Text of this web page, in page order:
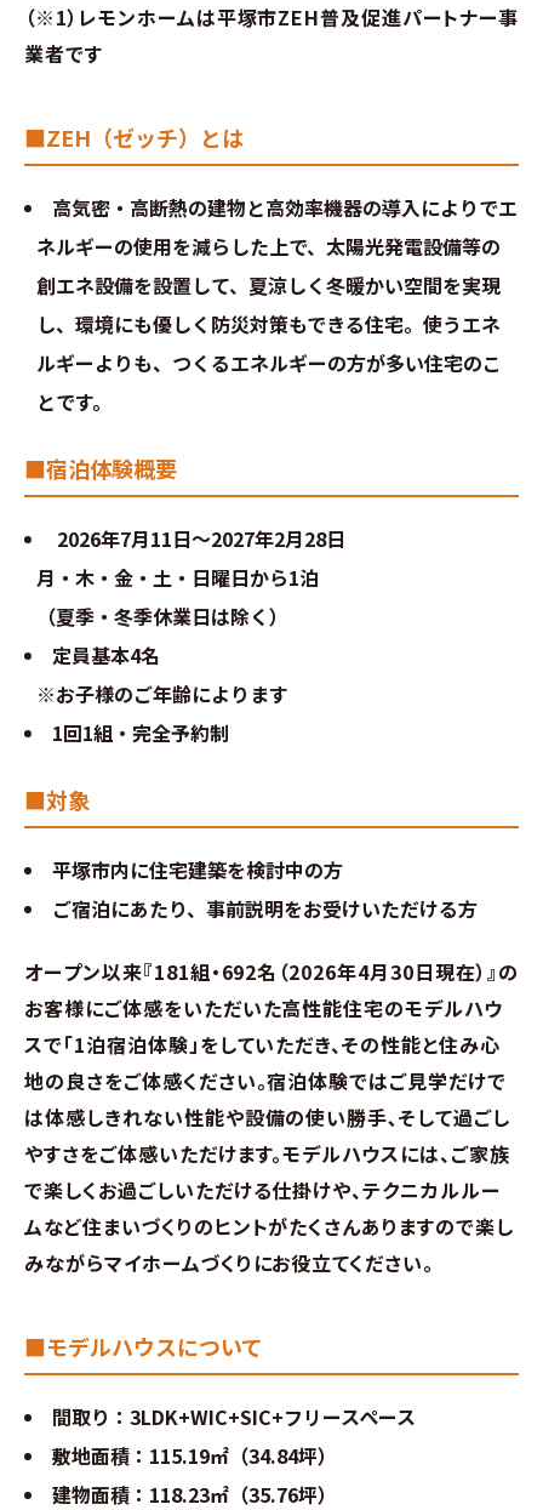
∟土地分譲
中古物件買取サイト
企業情報・アクセス
∟スタッフ紹介
∟資料請求
∟来場予約
（※1）レモンホームは平塚市ZEH普及促進パートナー事
業者です
■ZEH（ゼッチ）とは
高気密・高断熱の建物と高効率機器の導入によりでエ
ネルギーの使用を減らした上で、太陽光発電設備等の
創エネ設備を設置して、夏涼しく冬暖かい空間を実現
し、環境にも優しく防災対策もできる住宅。使うエネ
ルギーよりも、つくるエネルギーの方が多い住宅のこ
とです。
■宿泊体験概要
2026年7月11日～2027年2月28日
月・木・金・土・日曜日から1泊
（夏季・冬季休業日は除く）
定員基本4名
※お子様のご年齢によります
1回1組・完全予約制
■対象
平塚市内に住宅建築を検討中の方
ご宿泊にあたり、事前説明をお受けいただける方
オープン以来『181組・692名（2026年4月30日現在）』の
お客様にご体感をいただいた高性能住宅のモデルハウ
スで「1泊宿泊体験」をしていただき、その性能と住み心
地の良さをご体感ください。宿泊体験ではご見学だけで
は体感しきれない性能や設備の使い勝手､そして過ごし
やすさをご体感いただけます。モデルハウスには、ご家族
で楽しくお過ごしいただける仕掛けや、テクニカルルー
ムなど住まいづくりのヒントがたくさんありますので楽し
みながらマイホームづくりにお役立てください。
■モデルハウスについて
間取り：3LDK+WIC+SIC+フリースペース
敷地面積：115.19㎡（34.84坪）
建物面積：118.23㎡（35.76坪）